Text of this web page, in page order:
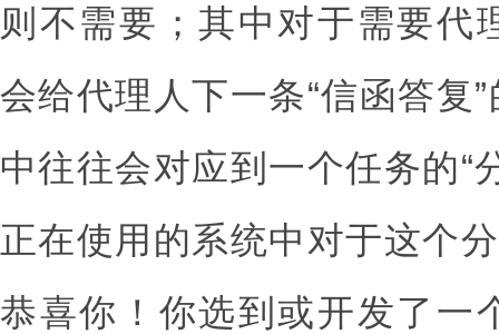
则不需要；其中对于需要代
会给代理人下一条“信函答复
中往往会对应到一个任务的“
正在使用的系统中对于这个
恭喜你！你选到或开发了一